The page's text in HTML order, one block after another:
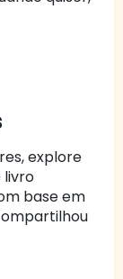
explore
livro
base em